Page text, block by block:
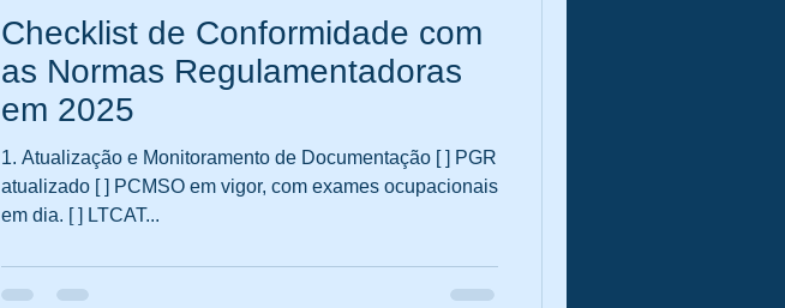
Checklist de Conformidade com
as Normas Regulamentadoras
em 2025
1. Atualização e Monitoramento de Documentação [ ] PGR
atualizado [ ] PCMSO em vigor, com exames ocupacionais
em dia. [ ] LTCAT...